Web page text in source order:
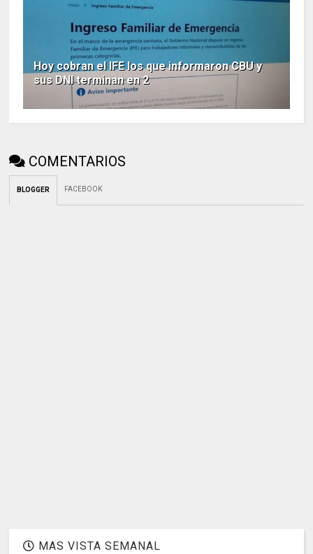
Hoy cobran el IFE los que informaron CBU y
sus DNI terminan en 2
COMENTARIOS
BLOGGER FACEBOOK
MAS VISTA SEMANAL